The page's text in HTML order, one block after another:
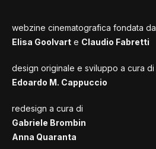
webzine cinematografica fondata da
Elisa Goolvart e Claudio Fabretti
design originale e sviluppo a cura di
Edoardo M. Cappuccio
redesign a cura di
Gabriele Brombin
Anna Quaranta